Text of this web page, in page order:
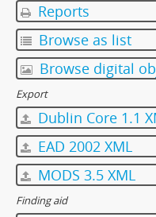
Reports
Browse as list
Browse digital
Export
Dublin Core 1.1
EAD 2002 XML
MODS 3.5 XML
Finding aid